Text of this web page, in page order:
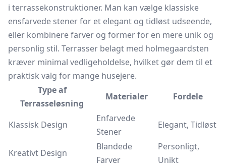
i terrassekonstruktioner. Man kan vælge klassiske
ensfarvede stener for et elegant og tidløst udseende,
eller kombinere farver og former for en mere unik og
personlig stil. Terrasser belagt med holmegaardsten
kræver minimal vedligeholdelse, hvilket gør dem til et
praktisk valg for mange husejere.
Type af
Terrasseløsning
Materialer Fordele
Klassisk Design
Enfarvede
Stener
Elegant, Tidløst
Kreativt Design
Blandede
Farver
Personligt,
Unikt